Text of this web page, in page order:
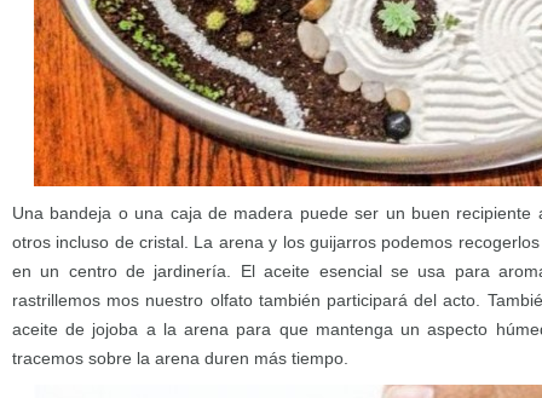
Una bandeja o una caja de madera puede ser un buen recipiente
otros incluso de cristal. La arena y los guijarros podemos
en un centro de jardinería. El aceite esencial se usa para
rastrillemos mos nuestro olfato también participará del acto.
aceite de jojoba a la arena para que mantenga un aspecto
tracemos sobre la arena duren más tiempo.